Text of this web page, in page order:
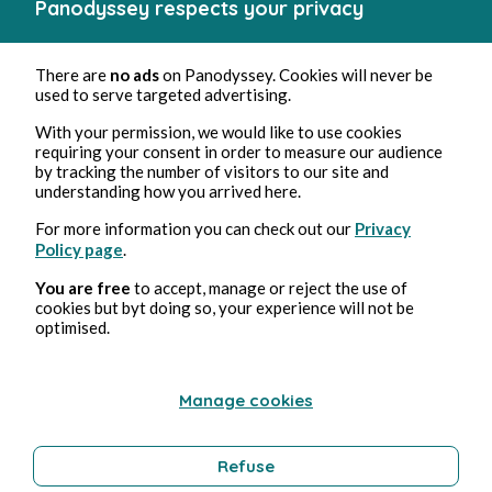
Les villages et leurs modes de vie sacri...
Thierry Curty 14min de lecture
Panodyssey respects your privacy
There are no adson Panodyssey. Cookies will never be
used to serve targeted advertising.
With your permission, we would like to use cookies
requiring your consent in order to measure our audience
by tracking the number of visitors to our site and
understanding how you arrived here.
For more information you can check out our Privacy
Policy page
You are free to accept, manage or reject the use of
cookies but byt doing so, your experience will not be
optimised.
Manage cookies
Refuse